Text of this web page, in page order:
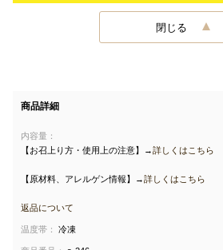
閉じる
商品詳細
内容量：
【お召上り方・使用上の注意】→詳しくはこちら
【原材料、アレルゲン情報】→詳しくはこちら
返品について
温度帯： 冷凍